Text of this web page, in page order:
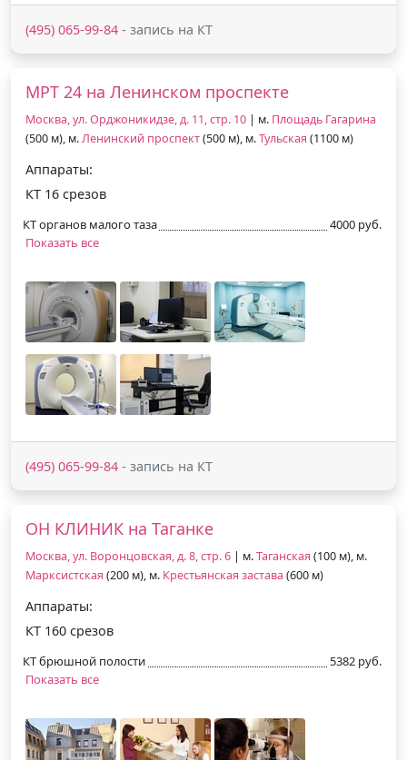
(495) 065-99-84 - запись на КТ
МРТ 24 на Ленинском проспекте
Москва, ул. Орджоникидзе, д. 11, стр. 10 | м. Площадь Гагарина
(500 м), м.Ленинский проспект(500 м), м.Тульская (1100 м)
Аппараты:
КТ 16 срезов
КТ органов малого таза
4000 руб.
Показать все
(495) 065-99-84 - запись на КТ
ОН КЛИНИК на Таганке
Москва, ул. Воронцовская, д. 8, стр. 6 | м.Таганская (100 м), м.
Марксистская (200 м), м. Крестьянская застава (600 м)
Аппараты:
КТ 160 срезов
КТ брюшной полости
5382 руб.
Показать все